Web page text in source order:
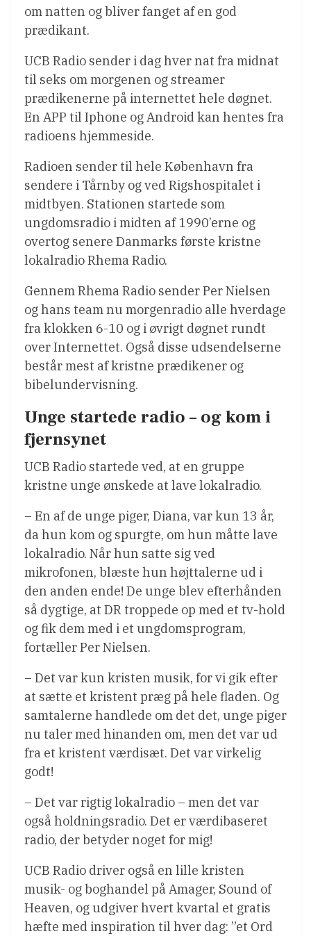
om natten og bliver fanget af en god
prædikant.
UCB Radio sender i dag hver nat fra midnat
til seks om morgenen og streamer
prædikenerne på internettet hele døgnet.
En APP til Iphone og Android kan hentes fra
radioens hjemmeside.
Radioen sender til hele København fra
sendere i Tårnby og ved Rigshospitalet i
midtbyen. Stationen startede som
ungdomsradio i midten af 1990’erne og
overtog senere Danmarks første kristne
lokalradio Rhema Radio.
Gennem Rhema Radio sender Per Nielsen
og hans team nu morgenradio alle hverdage
fra klokken 6-10 og i øvrigt døgnet rundt
over Internettet. Også disse udsendelserne
består mest af kristne prædikener og
bibelundervisning.
Unge startede radio – og kom i
fjernsynet
UCB Radio startede ved, at en gruppe
kristne unge ønskede at lave lokalradio.
– En af de unge piger, Diana, var kun 13 år,
da hun kom og spurgte, om hun måtte lave
lokalradio. Når hun satte sig ved
mikrofonen, blæste hun højttalerne ud i
den anden ende! De unge blev efterhånden
så dygtige, at DR troppede op med et tv-hold
og fik dem med i et ungdomsprogram,
fortæller Per Nielsen.
– Det var kun kristen musik, for vi gik efter
at sætte et kristent præg på hele fladen. Og
samtalerne handlede om det det, unge piger
nu taler med hinanden om, men det var ud
fra et kristent værdisæt. Det var virkelig
godt!
– Det var rigtig lokalradio – men det var
også holdningsradio. Det er værdibaseret
radio, der betyder noget for mig!
UCB Radio driver også en lille kristen
musik- og boghandel på Amager, Sound of
Heaven, og udgiver hvert kvartal et gratis
hæfte med inspiration til hver dag: ”et Ord